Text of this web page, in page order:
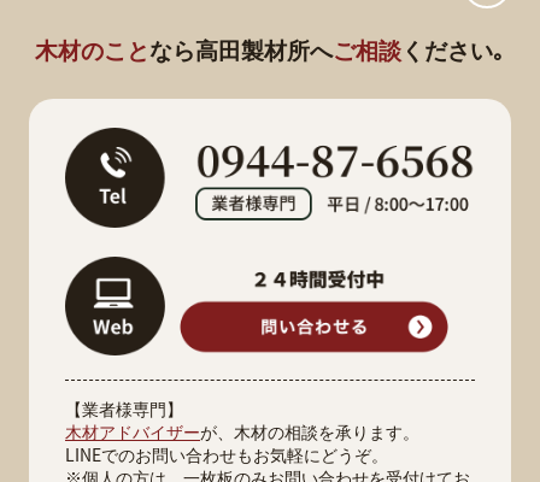
木材のことなら高田製材所へご相談ください｡
【業者様専門】
木材アドバイザーが、木材の相談を承ります。
LINEでのお問い合わせもお気軽にどうぞ。